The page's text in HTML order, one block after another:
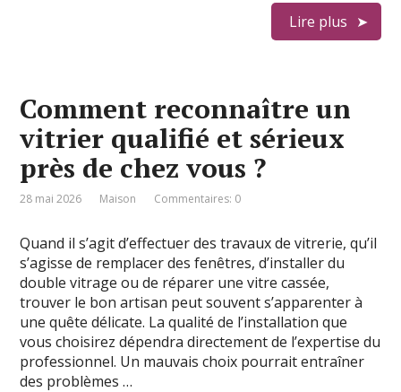
Lire plus
Comment reconnaître un
vitrier qualifié et sérieux
près de chez vous ?
28 mai 2026 Maison Commentaires: 0
Quand il s’agit d’effectuer des travaux de vitrerie, qu’il
s’agisse de remplacer des fenêtres, d’installer du
double vitrage ou de réparer une vitre cassée,
trouver le bon artisan peut souvent s’apparenter à
une quête délicate. La qualité de l’installation que
vous choisirez dépendra directement de l’expertise du
professionnel. Un mauvais choix pourrait entraîner
des problèmes …